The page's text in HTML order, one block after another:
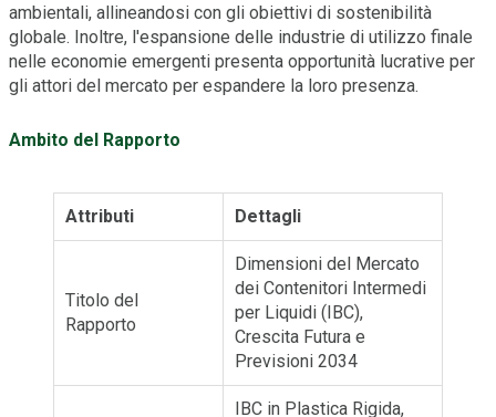
ambientali, allineandosi con gli obiettivi di sostenibilità
globale. Inoltre, l'espansione delle industrie di utilizzo finale
nelle economie emergenti presenta opportunità lucrative per
gli attori del mercato per espandere la loro presenza.
Ambito del Rapporto
Attributi Dettagli
Titolo del
Rapporto
Dimensioni del Mercato
dei Contenitori Intermedi
per Liquidi (IBC),
Crescita Futura e
Previsioni 2034
IBC in Plastica Rigida,